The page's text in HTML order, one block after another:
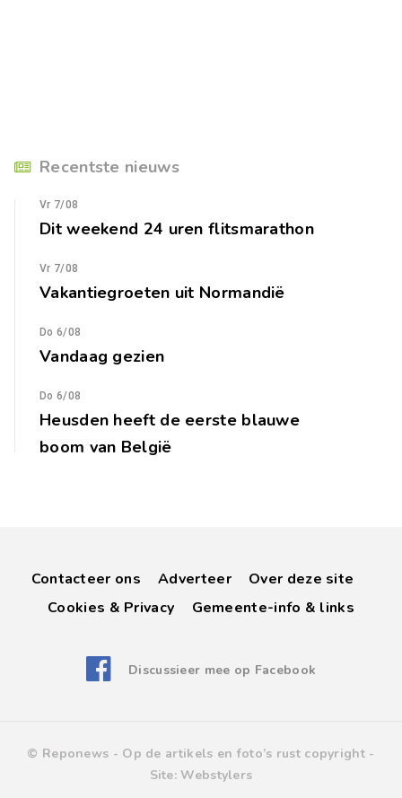
Recentste nieuws
Vr 7/08
Dit weekend 24 uren flitsmarathon
Vr 7/08
Vakantiegroeten uit Normandië
Do 6/08
Vandaag gezien
Do 6/08
Heusden heeft de eerste blauwe
boom van België
Contacteer ons Adverteer
Over deze site
Cookies & Privacy
Gemeente-info & links
Discussieer mee op Facebook
© Reponews - Op de artikels en foto’s rust copyright -
Site: Webstylers